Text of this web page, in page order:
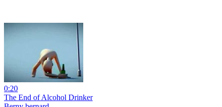
0:20
The End of Alcohol Drinker